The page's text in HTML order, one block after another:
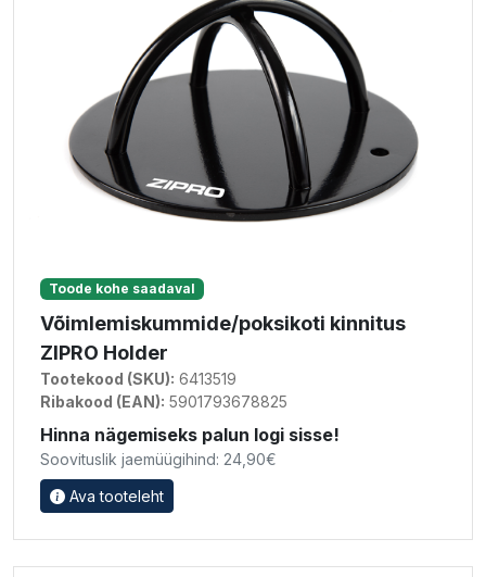
Toode kohe saadaval
Võimlemiskummide/poksikoti kinnitus
ZIPRO Holder
Tootekood (SKU): 6413519
Ribakood (EAN): 5901793678825
Hinna nägemiseks palun logi sisse!
Soovituslik jaemüügihind: 24,90€
Ava tooteleht